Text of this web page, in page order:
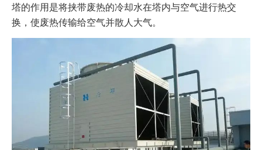
塔的作用是将挟带废热的冷却水在塔内与空气进行热交
换，使废热传输给空气并散人大气。